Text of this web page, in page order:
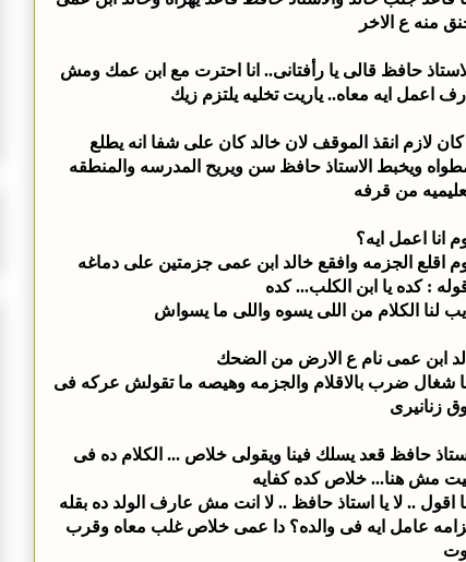
منه ع الاخر
حافظ قالى يا رأفتانى.. انا احترت مع ابن عمك ومش
اعمل ايه معاه.. ياريت تخليه يلتزم زيك
كان لازم انقذ الموقف لان خالد كان على شفا انه يطلع
ويخبط الاستاذ حافظ سن ويريح المدرسه والمنطقه
من قرفه
انا اعمل ايه؟
اقلع الجزمه وافقع خالد ابن عمى جزمتين على دماغه
: كده يا ابن الكلب... كده
لنا الكلام من اللى يسوه واللى ما يسواش
ابن عمى نام ع الارض من الضحك
شغال ضرب بالاقلام والجزمه وهيصه ما تقولش عركه فى
زنانيرى
حافظ قعد يسلك فينا ويقولى خلاص ... الكلام ده فى
مش هنا... خلاص كده كفايه
اقول .. لا يا استاذ حافظ .. لا انت مش عارف الولد ده بقله
عامل ايه فى والده؟ دا عمى خلاص غلب معاه وقرب